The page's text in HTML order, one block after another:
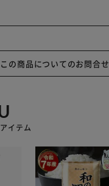
この商品についてのお問合せ
イテム